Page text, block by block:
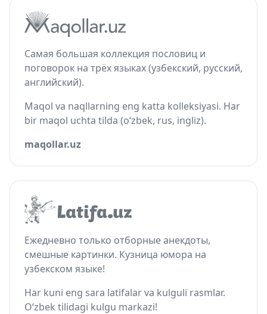
Самая большая коллекция пословиц и
поговорок на трёх языках (узбекский, русский,
английский).
Maqol va naqllarning eng katta kolleksiyasi. Har
bir maqol uchta tilda (o‘zbek, rus, ingliz).
maqollar.uz
Ежедневно только отборные анекдоты,
смешные картинки. Кузница юмора на
узбекском языке!
Har kuni eng sara latifalar va kulguli rasmlar.
O‘zbek tilidagi kulgu markazi!